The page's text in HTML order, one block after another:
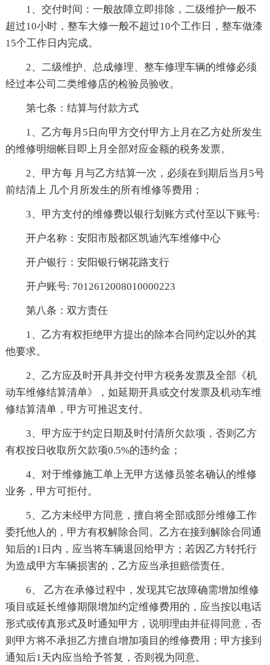
1、交付时间：一般故障立即排除，二级维护一般不
超过10小时，整车大修一般不超过10个工作日，整车做漆
15个工作日内完成。
2、二级维护、总成修理、整车修理车辆的维修必须
经过本公司二类维修店的检验员验收。
第七条：结算与付款方式
1、乙方每月5日向甲方交付甲方上月在乙方处所发生
的维修明细帐目即上月全部对应金额的税务发票。
2、甲方每 月与乙方结算一次，必须在到期后当月5号
前结清上 几个月所发生的所有维修等费用；
3、甲方支付的维修费以银行划账方式付至以下账号:
开户名称：安阳市殷都区凯迪汽车维修中心
开户银行：安阳银行钢花路支行
开户账号: 7012612008010000223
第八条：双方责任
1、乙方有权拒绝甲方提出的除本合同约定以外的其
他要求。
2、乙方应及时开具并交付甲方税务发票及全部《机
动车维修结算清单》，如延期开具或交付发票及机动车维
修结算清单，甲方可推迟支付。
3、甲方应于约定日期及时付清所欠款项，否则乙方
有权按日收取所欠款项0.5%的违约金；
4、对于维修施工单上无甲方送修员签名确认的维修
业务，甲方可拒付。
5、乙方未经甲方同意，擅自将全部或部分维修工作
委托他人的，甲方有权解除合同。乙方在接到解除合同通
知后的1日内，应当将车辆退回给甲方；若因乙方转托行
为造成甲方车辆损害的，乙方应当承担赔偿责任。
6、 乙方在承修过程中，发现其它故障确需增加维修
项目或延长维修期限增加约定维修费用的，应当按以电话
形式或传真形式及时通知甲方，说明理由并征得同意，否
则甲方将不承担乙方擅自增加项目的维修费用；甲方接到
通知后1天内应当给予答复，否则视为同意。